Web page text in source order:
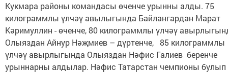
Кукмара районы командасы өченче урынны алды. 75
килограммлы үлчәү авылыгында Байлангардан Марат
Кәримуллин - өченче, 80 килограммлы үлчәү
Олыяздан Айнур Нәҗмиев – дүртенче, 85 килограммлы
үлчәү авырлыгында Олыяздан Нәфис Галиев беренче
урыннарны алдылар. Нәфис Татарстан чемпионы булып